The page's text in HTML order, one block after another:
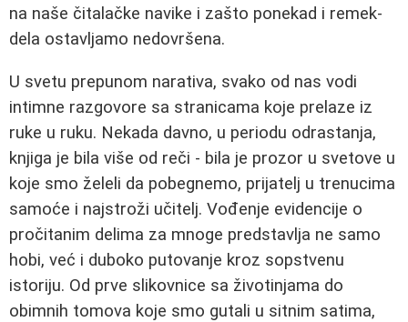
na naše čitalačke navike i zašto ponekad i remek-
dela ostavljamo nedovršena.
U svetu prepunom narativa, svako od nas vodi
intimne razgovore sa stranicama koje prelaze iz
ruke u ruku. Nekada davno, u periodu odrastanja,
knjiga je bila više od reči - bila je prozor u svetove u
koje smo želeli da pobegnemo, prijatelj u trenucima
samoće i najstroži učitelj. Vođenje evidencije o
pročitanim delima za mnoge predstavlja ne samo
hobi, već i duboko putovanje kroz sopstvenu
istoriju. Od prve slikovnice sa životinjama do
obimnih tomova koje smo gutali u sitnim satima,